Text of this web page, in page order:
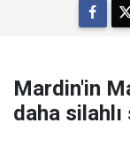
Mardin'in
daha silahlı